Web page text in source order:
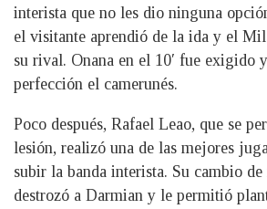
interista que no les dio ninguna
el visitante aprendió de la ida y el
su rival. Onana en el 10′ fue exigido
perfección el camerunés.
Poco después, Rafael Leao, que se
lesión, realizó una de las mejores
subir la banda interista. Su cambio
destrozó a Darmian y le permitió